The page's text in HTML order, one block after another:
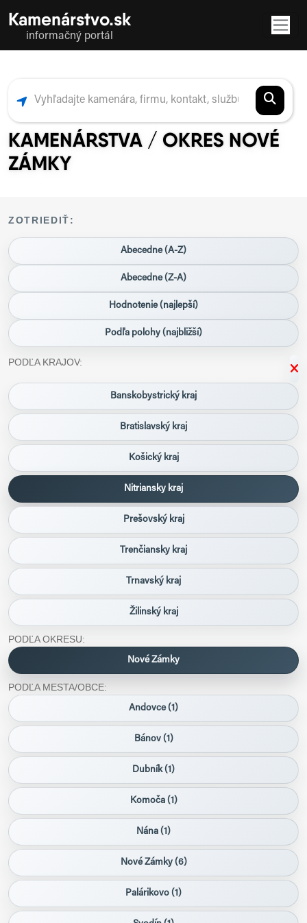
Kamenárstvo.sk
informačný portál
KAMENÁRSTVA / OKRES NOVÉ
ZÁMKY
ZOTRIEDIŤ:
Abecedne (A-Z)
Abecedne (Z-A)
Hodnotenie (najlepší)
Podľa polohy (najbližší)
PODĽA KRAJOV:
Banskobystrický kraj
Bratislavský kraj
Košický kraj
Nitriansky kraj
Prešovský kraj
Trenčiansky kraj
Trnavský kraj
Žilinský kraj
PODĽA OKRESU:
Nové Zámky
PODĽA MESTA/OBCE:
Andovce (1)
Bánov (1)
Dubník (1)
Komoča (1)
Nána (1)
Nové Zámky (6)
Palárikovo (1)